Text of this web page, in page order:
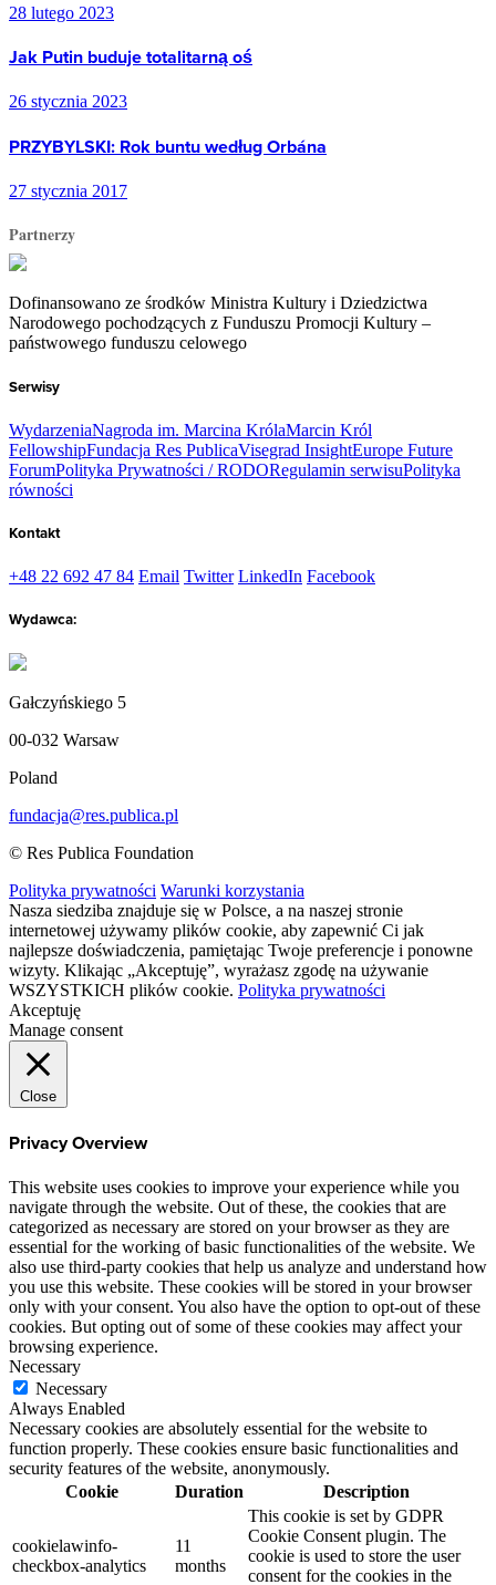
28 lutego 2023
Jak Putin buduje totalitarną oś
26 stycznia 2023
PRZYBYLSKI: Rok buntu według Orbána
27 stycznia 2017
Partnerzy
Dofinansowano ze środków Ministra Kultury i Dziedzictwa
Narodowego pochodzących z Funduszu Promocji Kultury –
państwowego funduszu celowego
Serwisy
WydarzeniaNagroda im. Marcina KrólaMarcin Król
FellowshipFundacja Res PublicaVisegrad InsightEurope Future
ForumPolityka Prywatności / RODORegulamin serwisuPolityka
równości
Kontakt
+48 22 692 47 84 Email Twitter LinkedIn Facebook
Wydawca:
Gałczyńskiego 5
00-032 Warsaw
Poland
fundacja@res.publica.pl
© Res Publica Foundation
Polityka prywatności Warunki korzystania
Nasza siedziba znajduje się w Polsce, a na naszej stronie
internetowej używamy plików cookie, aby zapewnić Ci jak
najlepsze doświadczenia, pamiętając Twoje preferencje i ponowne
wizyty. Klikając „Akceptuję”, wyrażasz zgodę na używanie
WSZYSTKICH plików cookie. Polityka prywatności
Akceptuję
Manage consent
Close
Privacy Overview
This website uses cookies to improve your experience while you
navigate through the website. Out of these, the cookies that are
categorized as necessary are stored on your browser as they are
essential for the working of basic functionalities of the website. We
also use third-party cookies that help us analyze and understand how
you use this website. These cookies will be stored in your browser
only with your consent. You also have the option to opt-out of these
cookies. But opting out of some of these cookies may affect your
browsing experience.
Necessary
Necessary
Always Enabled
Necessary cookies are absolutely essential for the website to
function properly. These cookies ensure basic functionalities and
security features of the website, anonymously.
Cookie
Duration Description
cookielawinfo-
checkbox-analytics
11
months
This cookie is set by GDPR
Cookie Consent plugin. The
cookie is used to store the user
consent for the cookies in the